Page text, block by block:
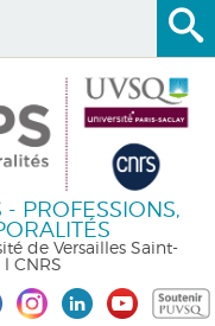
PROFESSIONS,
de Versailles Saint-
CNRS